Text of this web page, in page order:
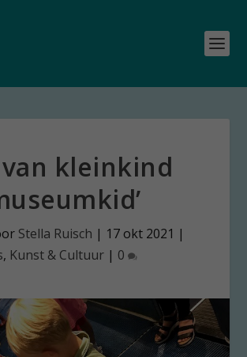
kleinkind
Stella Ruisch | 17 okt 2021 |
, Kunst & Cultuur | 0